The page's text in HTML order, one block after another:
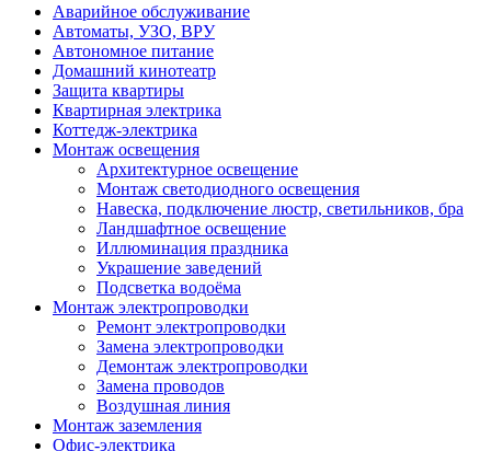
Аварийное обслуживание
Автоматы, УЗО, ВРУ
Автономное питание
Домашний кинотеатр
Защита квартиры
Квартирная электрика
Коттедж-электрика
Монтаж освещения
Архитектурное освещение
Монтаж светодиодного освещения
Навеска, подключение люстр, светильников, бра
Ландшафтное освещение
Иллюминация праздника
Украшение заведений
Подсветка водоёма
Монтаж электропроводки
Ремонт электропроводки
Замена электропроводки
Демонтаж электропроводки
Замена проводов
Воздушная линия
Монтаж заземления
Офис-электрика